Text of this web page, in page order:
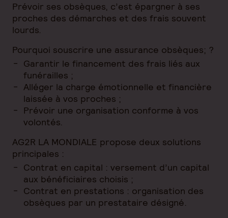
Prévoir ses obsèques, c’est épargner à ses
proches des démarches et des frais souvent
lourds.
Pourquoi souscrire une assurance obsèques; ?
Garantir le financement des frais liés aux
funérailles ;
Alléger la charge émotionnelle et financière
laissée à vos proches ;
Prévoir une organisation conforme à vos
volontés.
AG2R LA MONDIALE propose deux solutions
principales :
Contrat en capital : versement d’un capital
aux bénéficiaires choisis ;
Contrat en prestations : organisation des
obsèques par un prestataire désigné.